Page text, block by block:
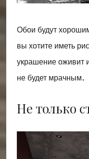
Обои будут
вы хотите иметь
украшение оживит
не будет мрачным.
Не только